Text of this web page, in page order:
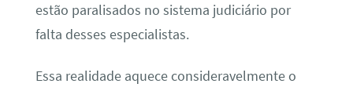
estão paralisados no sistema judiciário por
falta desses especialistas.
Essa realidade aquece consideravelmente o